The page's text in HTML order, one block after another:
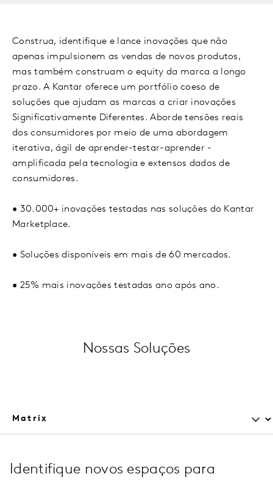
Construa, identifique e lance inovações que não
apenas impulsionem as vendas de novos produtos,
mas também construam o equity da marca a longo
prazo. A Kantar oferece um portfólio coeso de
soluções que ajudam as marcas a criar inovações
Significativamente Diferentes. Aborde tensões reais
dos consumidores por meio de uma abordagem
iterativa, ágil de aprender-testar-aprender -
amplificada pela tecnologia e extensos dados de
consumidores.
• 30.000+ inovações testadas nas soluções do Kantar
Marketplace.
• Soluções disponíveis em mais de 60 mercados.
• 25% mais inovações testadas ano após ano.
Nossas Soluções
Identifique novos espaços para